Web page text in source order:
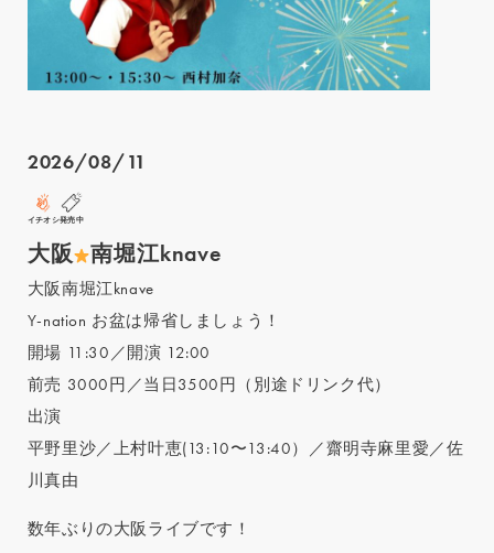
2026/08/11
イチオシ発売中
大阪 南堀江knave
大阪南堀江knave
Y-nation お盆は帰省しましょう！
開場 11:30／開演 12:00
前売 3000円／当日3500円（別途ドリンク代）
出演
平野里沙／上村叶恵(13:10〜13:40）／齋明寺麻里愛／佐
川真由
数年ぶりの大阪ライブです！